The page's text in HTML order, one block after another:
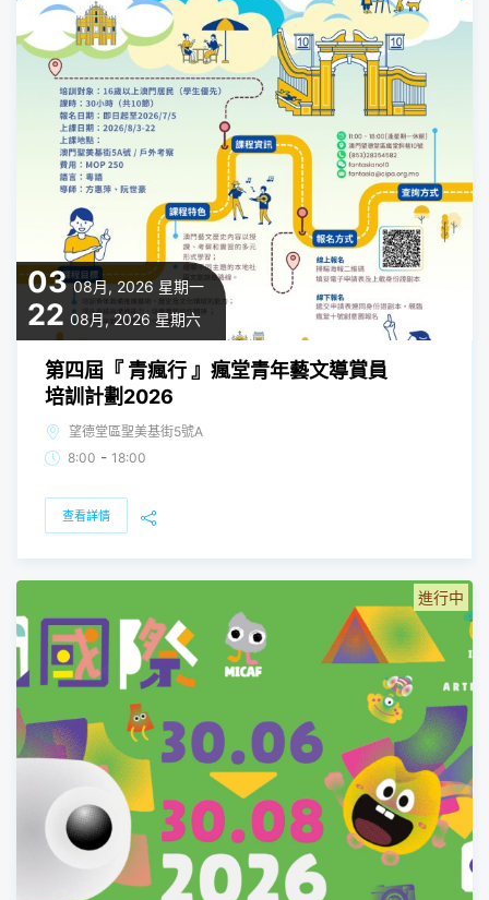
03 08月, 2026 星期一
22 08月, 2026 星期六
第四屆『 青瘋行 』瘋堂青年藝文導賞員
培訓計劃2026
望德堂區聖美基街5號A
8:00 - 18:00
查看詳情
進行中